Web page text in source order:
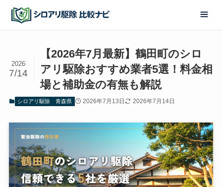
【2026年7月最新】鶴田町のシロ
アリ駆除おすすめ業者5選！料金相
場と補助金の有無も解説
2026
7/14
シロアリ駆除 青森県 2026年7月13日 2026年7月14日